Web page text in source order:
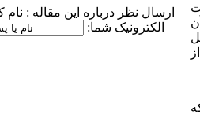
که
ارسال نظر درباره این مقاله :
الکترونیک شما: